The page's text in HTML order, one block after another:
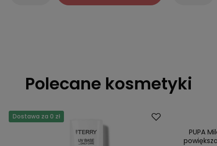
Polecane kosmetyki
Dostawa za 0 zł
PUPA